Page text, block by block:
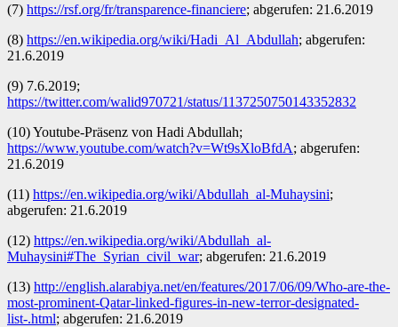
(7) https://rsf.org/fr/transparence-financiere; abgerufen: 21.6.2019
(8) https://en.wikipedia.org/wiki/Hadi_Al_Abdullah; abgerufen:
21.6.2019
(9) 7.6.2019;
https://twitter.com/walid970721/status/1137250750143352832
(10) Youtube-Präsenz von Hadi Abdullah;
https://www.youtube.com/watch?v=Wt9sXloBfdA; abgerufen:
21.6.2019
(11) https://en.wikipedia.org/wiki/Abdullah_al-Muhaysini;
abgerufen: 21.6.2019
(12) https://en.wikipedia.org/wiki/Abdullah_al-
Muhaysini#The_Syrian_civil_war; abgerufen: 21.6.2019
(13) http://english.alarabiya.net/en/features/2017/06/09/Who-are-the-
most-prominent-Qatar-linked-figures-in-new-terror-designated-
list-.html; abgerufen: 21.6.2019